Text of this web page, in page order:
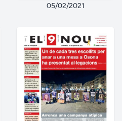
05/02/2021